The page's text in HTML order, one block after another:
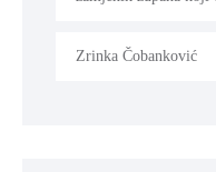
Zrinka Čobanković